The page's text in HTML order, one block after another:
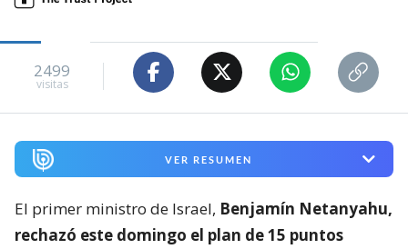
2499
visitas
VER RESUMEN
El primer ministro de Israel, Benjamín Netanyahu,
rechazó este domingo el plan de 15 puntos